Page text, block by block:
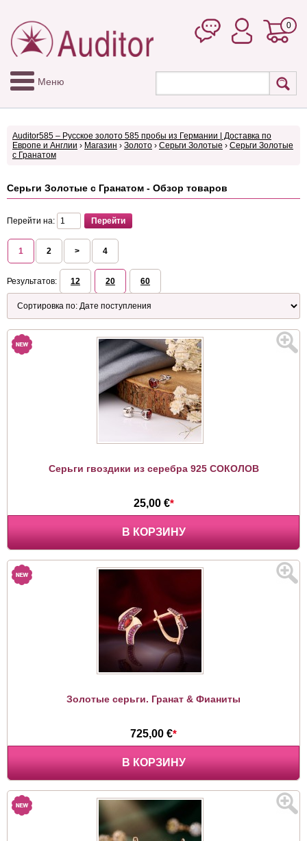
0
Меню
Auditor585 – Русское золото 585 пробы из Германии | Доставка по
Европе и Англии › Магазин › Золото › Серьги Золотые › Серьги Золотые
с Гранатом
Серьги Золотые с Гранатом - Обзор товаров
Перейти на:
1 2 > 4
Результатов: 12 20 60
Серьги гвоздики из серебра 925 СОКОЛОВ
25,00 €*
В КОРЗИНУ
Золотые серьги. Гранат & Фианиты
725,00 €*
В КОРЗИНУ